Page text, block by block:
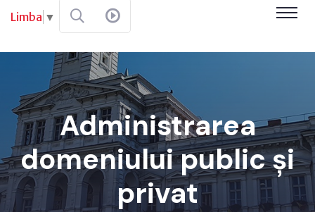
Limba ▼
Administrarea
domeniului public și
privat